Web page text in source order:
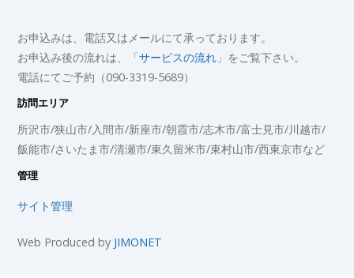
お申込みは、電話又はメールにて承っております。
お申込み後の流れは、「サービスの流れ 」をご覧下さい。
電話にてご予約（090-3319-5689）
訪問エリア
所沢市/狭山市/入間市/新座市/朝霞市/志木市/富士見市/川越市/
飯能市/さいたま市/清瀬市/東久留米市/東村山市/西東京市など
管理
サイト管理
Web Produced by JIMONET